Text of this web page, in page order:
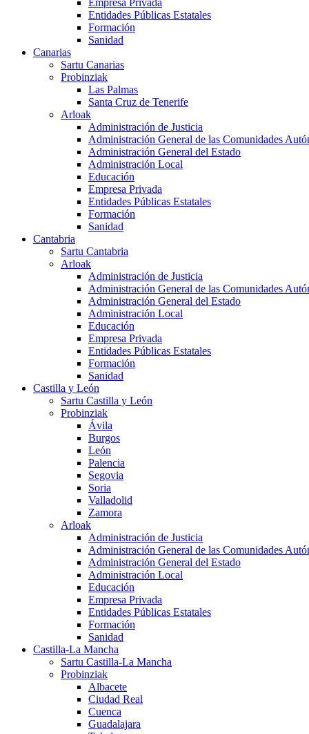
Empresa Privada
Entidades Públicas Estatales
Formación
Sanidad
Canarias
Sartu Canarias
Probinziak
Las Palmas
Santa Cruz de Tenerife
Arloak
Administración de Justicia
Administración General de las Comunidades
Administración General del Estado
Administración Local
Educación
Empresa Privada
Entidades Públicas Estatales
Formación
Sanidad
Cantabria
Sartu Cantabria
Arloak
Administración de Justicia
Administración General de las Comunidades
Administración General del Estado
Administración Local
Educación
Empresa Privada
Entidades Públicas Estatales
Formación
Sanidad
Castilla y León
Sartu Castilla y León
Probinziak
Ávila
Burgos
León
Palencia
Segovia
Soria
Valladolid
Zamora
Arloak
Administración de Justicia
Administración General de las Comunidades
Administración General del Estado
Administración Local
Educación
Empresa Privada
Entidades Públicas Estatales
Formación
Sanidad
Castilla-La Mancha
Sartu Castilla-La Mancha
Probinziak
Albacete
Ciudad Real
Cuenca
Guadalajara